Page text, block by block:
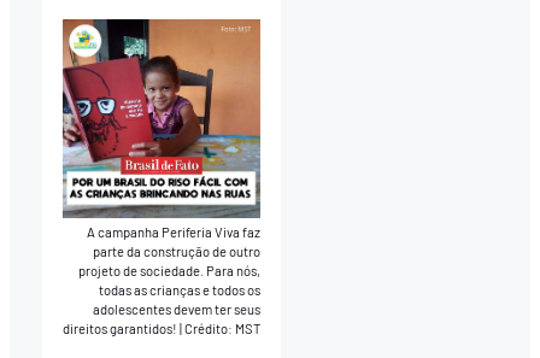
A campanha Periferia Viva faz
parte da construção de outro
projeto de sociedade. Para nós,
todas as crianças e todos os
adolescentes devem ter seus
direitos garantidos! |Crédito: MST